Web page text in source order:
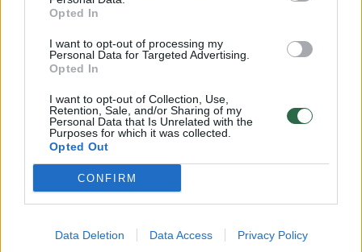
Opted In
I want to opt-out of processing my
Personal Data for Targeted Advertising.
Opted In
I want to opt-out of Collection, Use,
Retention, Sale, and/or Sharing of my
Personal Data that Is Unrelated with the
Purposes for which it was collected.
Opted Out
CONFIRM
Data Deletion Data Access Privacy Policy